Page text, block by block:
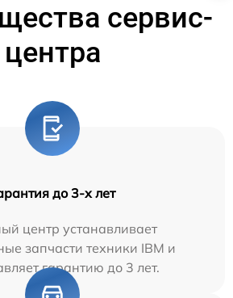
сервис-
центра
до 3-х лет
центр устанавливает
запчасти техники IBM и
гарантию до 3 лет.